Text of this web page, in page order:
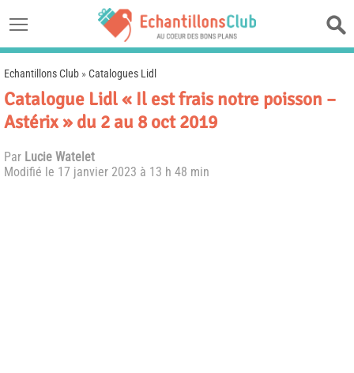
Echantillons Club »Catalogues Lidl
Catalogue Lidl « Il est frais notre poisson –
Astérix » du 2 au 8 oct 2019
Par Lucie Watelet
Modifié le 17 janvier 2023 à 13 h 48 min